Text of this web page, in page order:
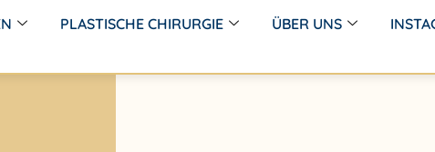
PLASTISCHE CHIRURGIE ÜBER UNS